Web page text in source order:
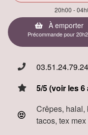
20h00 -
À emporter
Précommande pour
03.51.24.79.24
5/5 (voir les 6
Crêpes, halal,
tacos, tex mex